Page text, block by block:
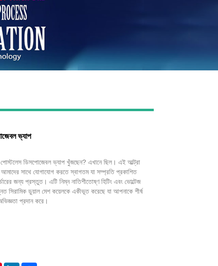
ভ্যাপ
পোস্টলেস ডিসপোজেবল ভ্যাপ খুঁজছেন? এখানে ছিল। এই আল্ট্রা
আমাদের সাথে যোগাযোগ করতে স্বাগতম যা সম্প্রতি প্রকাশিত
জন্য প্রস্তুত। এটি নিম্ন নাতিশীতোষ্ণ হিটিং এবং ভোল্টেজ
সিরামিক ডুয়াল মেশ কয়েলকে একীভূত করেছে যা আপনাকে শীর্ষ
প্রদান করে।